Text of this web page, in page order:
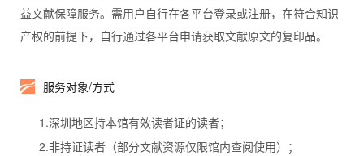
益文献保障服务。需用户自行在各平台登录或注册，在符合知识
产权的前提下，自行通过各平台申请获取文献原文的复印品。
服务对象/方式
1.深圳地区持本馆有效读者证的读者；
2.非持证读者（部分文献资源仅限馆内查阅使用）；